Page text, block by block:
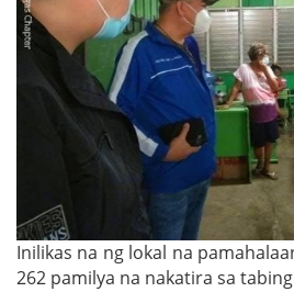
Inilikas na ng lokal na
262 pamilya na nakatira sa